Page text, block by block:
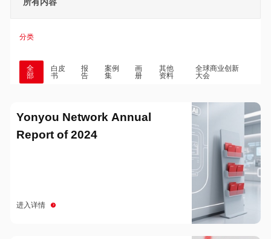
分类
全
部
白皮
书
报
告
案例
集
画
册
其他
资料
全球商业创新
大会
Yonyou Network Annual
Report of 2024
进入详情